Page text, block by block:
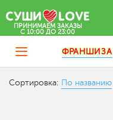
ПРИНИМАЕМ ЗАКАЗЫ
C 10:00 ДО 23:00
ФРАНШИЗА
Сортировка: По названию